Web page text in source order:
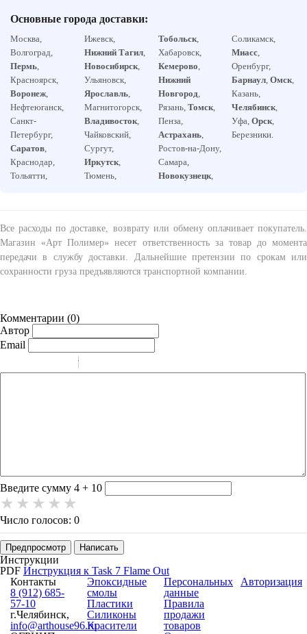
Основные города доставки:
Москва,
Волгоград,
Пермь,
Красноярск,
Воронеж,
Нефтеюганск,
Санкт-
Петербург,
Саратов,
Краснодар,
Тольятти,
Ижевск,
Нижний Тагил,
Новосибирск,
Ульяновск,
Ярославль,
Магнитогорск,
Владивосток,
Чайковский,
Сургут,
Иркутск,
Тюмень,
Тобольск,
Хабаровск,
Кемерово,
Нижний
Новгород,
Рязань, Томск,
Пенза,
Астрахань,
Ростов-на-Дону,
Самара,
Новокузнецк,
Соликамск,
Миасс,
Оренбург,
Барнаул,Омск,
Казань,
Челябинск,
Уфа,Орск,
Березники.
Все расходы по доставке, возврату или обмену оплачивает покупатель.
Магазин «Арт Полимер» несет ответственность за товар до момента
передачи в службу доставки. Дальнейшие претензии по срокам или
сохранности груза предъявляются транспортной компании.
Комментарии (0)
Автор
Email
-
-
-
Введите сумму 4 + 10
Число голосов: 0
Предпросмотр Написать
Инструкции
PDF Инструкция к Task 7 Flame Out
Контакты
8 (912) 685-
57-10
г.Челябинск,
info@arthouse96.ru
Эпоксидные
смолы
Пластики
Силиконы
Красители
Персональных
данные
Правила
продажи
товаров
Авторизация